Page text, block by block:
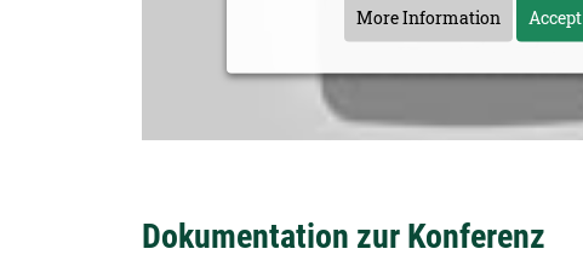
More Information Accept
Dokumentation zur Konferenz